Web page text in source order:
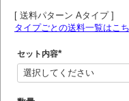
送料パターン Aタイプ
タイプごとの送料一覧はこ
セット内容
(
必
須